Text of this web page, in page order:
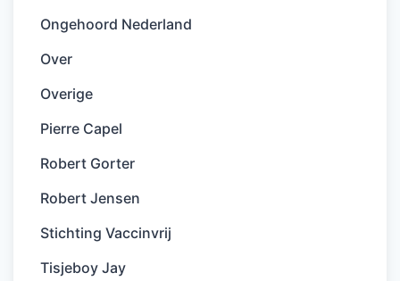
Ongehoord Nederland
Over
Overige
Pierre Capel
Robert Gorter
Robert Jensen
Stichting Vaccinvrij
Tisjeboy Jay